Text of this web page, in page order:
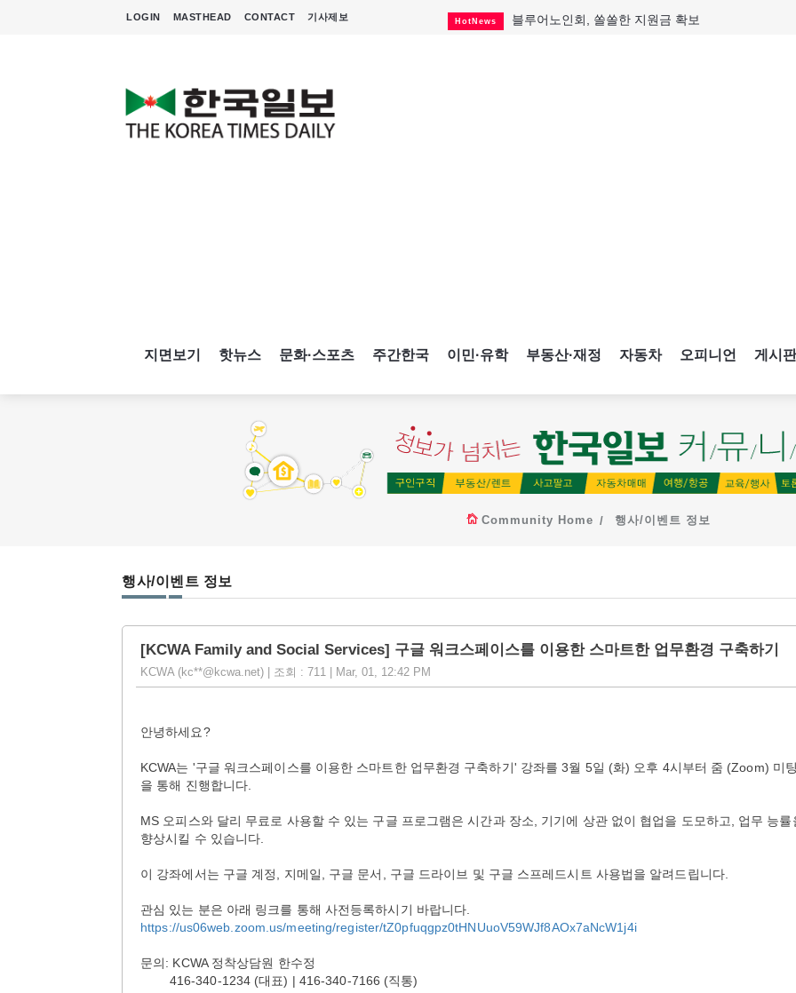
LOGIN MASTHEAD CONTACT 기사제보 HotNews 블루어노인회, 쏠쏠한 지원금 확보
지면보기 핫뉴스 문화·스포츠 주간한국 이민·유학 부동산·재정 자동차 오피니언 게시판
Community Home 행사/이벤트 정보
행사/이벤트 정보
[KCWA Family and Social Services] 구글 워크스페이스를 이용한 스마트한 업무환경 구축하기
KCWA (kc**@kcwa.net) | 조회 : 711 | Mar, 01, 12:42 PM
안녕하세요?
KCWA는 '구글 워크스페이스를 이용한 스마트한 업무환경 구축하기' 강좌를 3월 5일 (화) 오후 4시부터 줌 (Zoom) 미
을 통해 진행합니다.
MS 오피스와 달리 무료로 사용할 수 있는 구글 프로그램은 시간과 장소, 기기에 상관 없이 협업을 도모하고, 업무 능률
향상시킬 수 있습니다.
이 강좌에서는 구글 계정, 지메일, 구글 문서, 구글 드라이브 및 구글 스프레드시트 사용법을 알려드립니다.
관심 있는 분은 아래 링크를 통해 사전등록하시기 바랍니다.
https://us06web.zoom.us/meeting/register/tZ0pfuqgpz0tHNUuoV59WJf8AOx7aNcW1j4i
문의: KCWA 정착상담원 한수정
416-340-1234 (대표) | 416-340-7166 (직통)